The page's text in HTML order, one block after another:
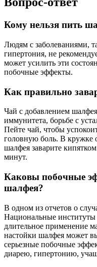
Кому нельзя пить
Людям с заболеваниями,
гипертония, не
может усилить эти
побочные эффекты.
Как правильно
Чай с добавлением
иммунитета, борьбе с
Пейте чай, чтобы
головную боль. В кружке
шалфея заварите
минут.
Каковы побочные
шалфея?
В одном из отчетов о
Национальные институты
длительное применение
настойки шалфея может
серьезные побочные
диарею, гипертонию,